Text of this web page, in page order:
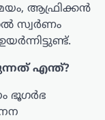
ആഫ്രിക്കൻ
സ്വർണം
എന്ത്?
ഭൂഗർഭ